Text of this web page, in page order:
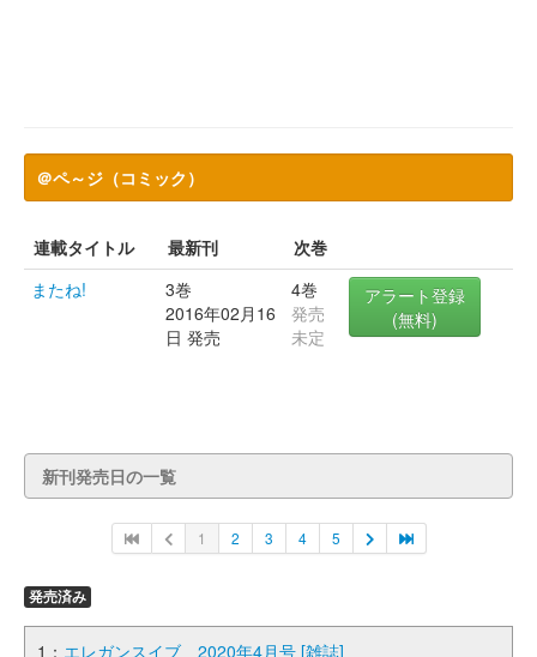
＠ペ～ジ（コミック）
連載タイトル 最新刊
次巻
またね!
3巻
2016年02月16
日 発売
4巻
発売
未定
アラート登録
(無料)
新刊発売日の一覧
1 2 3 4 5
発売済み
1： エレガンスイブ 2020年4月号 [雑誌]